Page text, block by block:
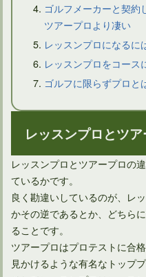
世界トッププロゴルファー松
ゴルフメーカーと契約
ツアープロより凄い
レッスンプロになるに
レッスンプロをコース
ゴルフに限らずプロと
レッスンプロとツ
レッスンプロとツアープロの
ているかです。
良く勘違いしているのが、レ
かその逆であるとか、どちら
ることです。
ツアープロはプロテストに合
見かけるような有名なトップ